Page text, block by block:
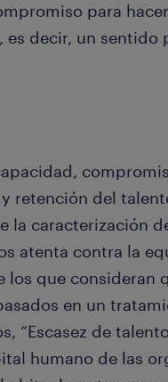
para
decir, un sentido
retención del
la caracterización
atenta contra la
los que consideran
en un
“Escasez de
humano de las